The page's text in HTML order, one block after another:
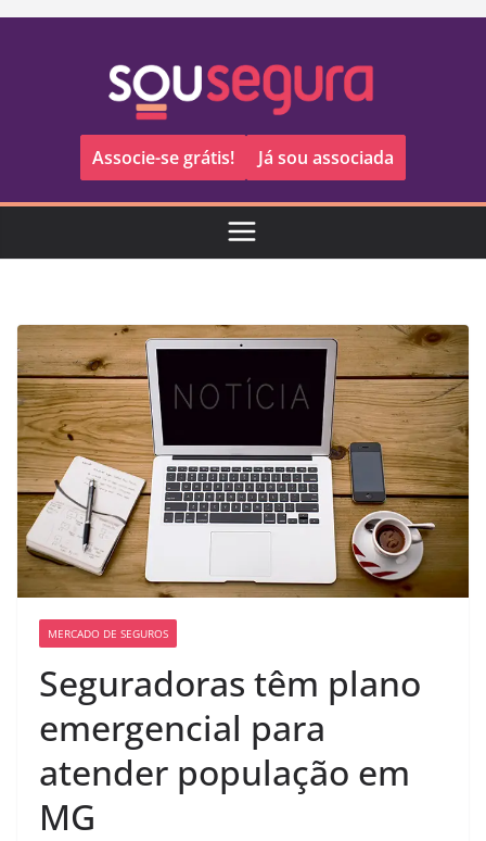
Pular
Associe-se grátis! Já sou associada
MERCADO DE SEGUROS
Seguradoras têm plano
emergencial para
atender população em
MG